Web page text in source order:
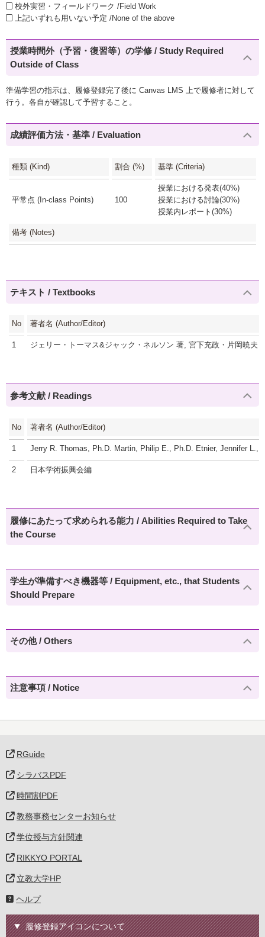
校外実習・フィールドワーク /Field Work
上記いずれも用いない予定 /None of the above
授業時間外（予習・復習等）の学修 / Study Required
Outside of Class
準備学習の指示は、履修登録完了後に Canvas LMS 上で履修者に対して
行う。各自が確認して予習すること。
成績評価方法・基準 / Evaluation
種類 (Kind) 割合 (%) 基準 (Criteria)
平常点 (In-class Points) 100
授業における発表(40%)
授業における討論(30%)
授業内レポート(30%)
備考 (Notes)
テキスト / Textbooks
No 著者名 (Author/Editor)
1 ジェリー・トーマス&ジャック・ネルソン 著, 宮下充政・片岡暁夫
参考文献 / Readings
No 著者名 (Author/Editor)
1 Jerry R. Thomas, Ph.D. Martin, Philip E., Ph.D. Etnier, Jennifer L.,
2 日本学術振興会編
履修にあたって求められる能力 / Abilities Required to Take
the Course
学生が準備すべき機器等 / Equipment, etc., that Students
Should Prepare
その他 / Others
注意事項 / Notice
RGuide
シラバスPDF
時間割PDF
教務事務センターお知らせ
学位授与方針関連
RIKKYO PORTAL
立教大学HP
ヘルプ
履修登録アイコンについて